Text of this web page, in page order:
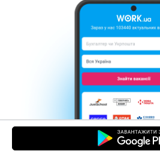
Контакти Про нас
Допомога